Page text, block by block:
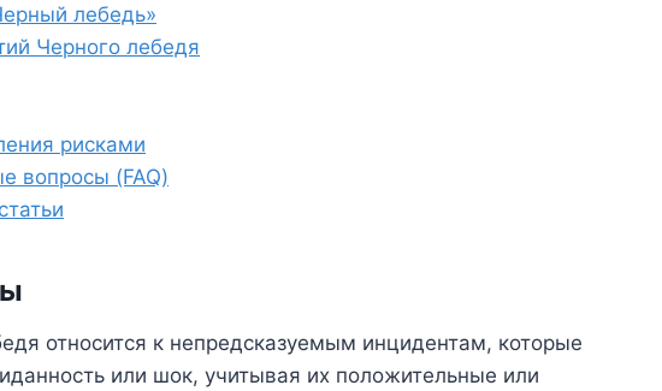
лебедь»
Черного лебедя
рисками
вопросы (FAQ)
относится к непредсказуемым инцидентам, которые
или шок, учитывая их положительные или